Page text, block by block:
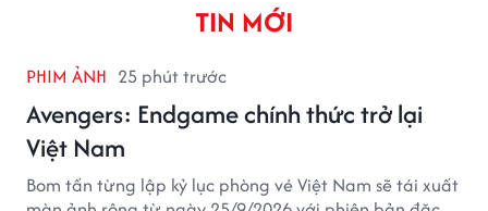
TIN MỚI
PHIM ẢNH 25 phút trước
Avengers: Endgame chính thức trở lại
Việt Nam
Bom tấn từng lập kỷ lục phòng vé Việt Nam sẽ tái xuất